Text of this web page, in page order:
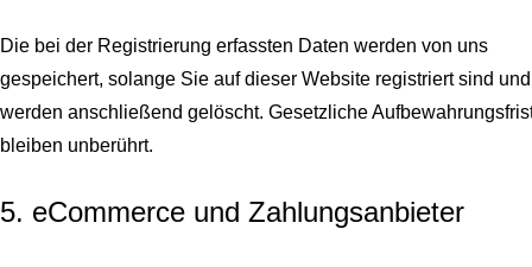
Die bei der Registrierung erfassten Daten werden von uns
gespeichert, solange Sie auf dieser Website registriert sind und
werden anschließend gelöscht. Gesetzliche
bleiben unberührt.
5. eCommerce und Zahlungs­anbieter